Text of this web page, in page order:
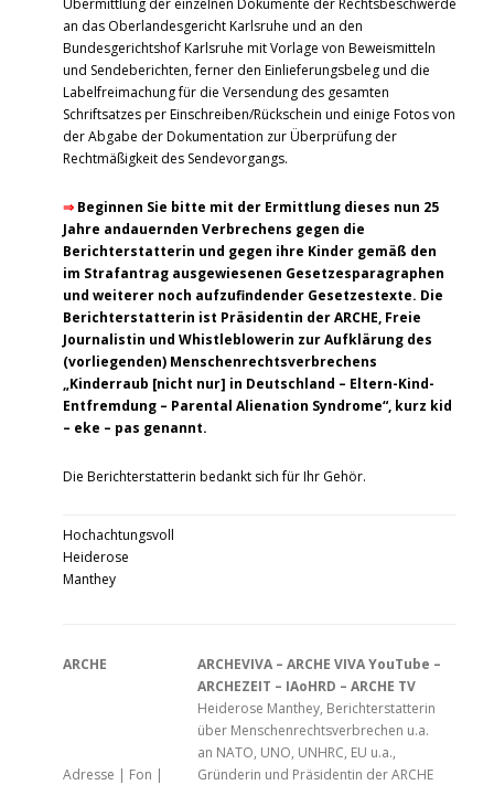
Übermittlung der einzelnen Dokumente der Rechtsbeschwerde
an das Oberlandesgericht Karlsruhe und an den
Bundesgerichtshof Karlsruhe mit Vorlage von Beweismitteln
und Sendeberichten, ferner den Einlieferungsbeleg und die
Labelfreimachung für die Versendung des gesamten
Schriftsatzes per Einschreiben/Rückschein und einige Fotos von
der Abgabe der Dokumentation zur Überprüfung der
Rechtmäßigkeit des Sendevorgangs.
⇒ Beginnen Sie bitte mit der Ermittlung dieses nun 25
Jahre andauernden Verbrechens gegen die
Berichterstatterin und gegen ihre Kinder gemäß den
im Strafantrag ausgewiesenen Gesetzesparagraphen
und weiterer noch aufzufindender Gesetzestexte. Die
Berichterstatterin ist Präsidentin der ARCHE, Freie
Journalistin und Whistleblowerin zur Aufklärung des
(vorliegenden) Menschenrechtsverbrechens
„Kinderraub [nicht nur] in Deutschland – Eltern-Kind-
Entfremdung – Parental Alienation Syndrome“, kurz kid
– eke – pas genannt.
Die Berichterstatterin bedankt sich für Ihr Gehör.
Hochachtungsvoll
Heiderose
Manthey
ARCHE
Adresse | Fon |
ARCHEVIVA – ARCHE VIVA YouTube –
ARCHEZEIT – IAoHRD – ARCHE TV
Heiderose Manthey, Berichterstatterin
über Menschenrechtsverbrechen u.a.
an NATO, UNO, UNHRC, EU u.a.,
Gründerin und Präsidentin der ARCHE